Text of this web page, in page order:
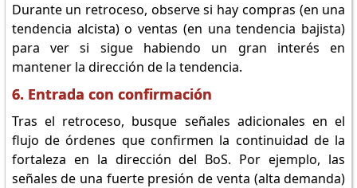
Durante un retroceso, observe si hay compras (en una
tendencia alcista) o ventas (en una tendencia bajista)
para ver si sigue habiendo un gran interés en
mantener la dirección de la tendencia.
6. Entrada con confirmación
Tras el retroceso, busque señales adicionales en el
flujo de órdenes que confirmen la continuidad de la
fortaleza en la dirección del BoS. Por ejemplo, las
señales de una fuerte presión de venta (alta demanda)